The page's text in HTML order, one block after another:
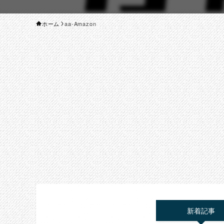
ホーム aa-Amazon
新着記事